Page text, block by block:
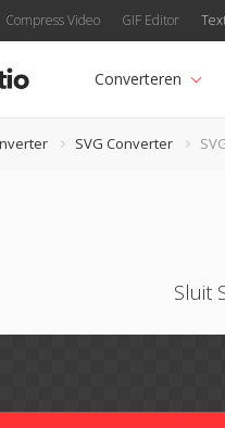
Compress Video GIF Editor
Converteren
SVG Converter
Sluit